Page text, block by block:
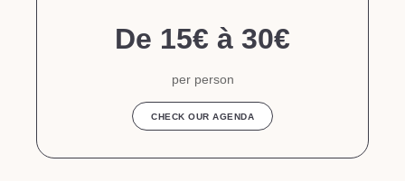
De 15€ à 30€
per person
CHECK OUR AGENDA